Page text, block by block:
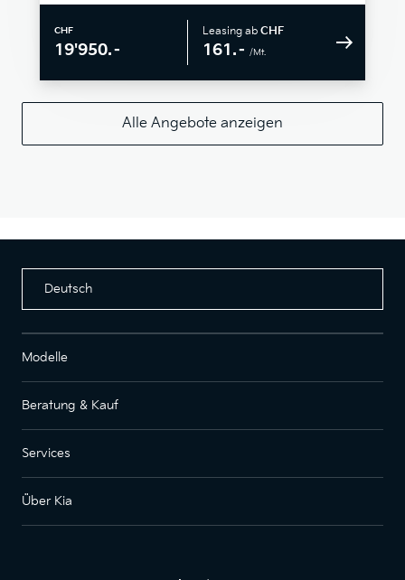
CHF
19'950.–
Leasing ab CHF
161.– /Mt.
Alle Angebote anzeigen
Deutsch
Modelle
Beratung & Kauf
Services
Über Kia